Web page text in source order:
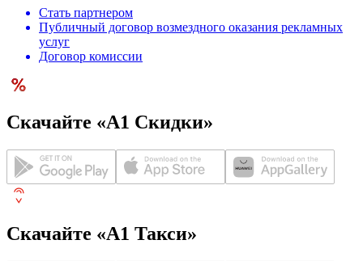
Стать партнером
Публичный договор возмездного оказания рекламных
услуг
Договор комиссии
Скачайте «А1 Скидки»
Скачайте «А1 Такси»